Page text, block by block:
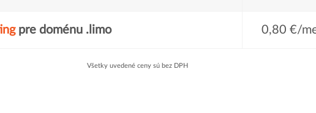
pre doménu .limo 0,80 €/
Všetky uvedené ceny sú bez DPH